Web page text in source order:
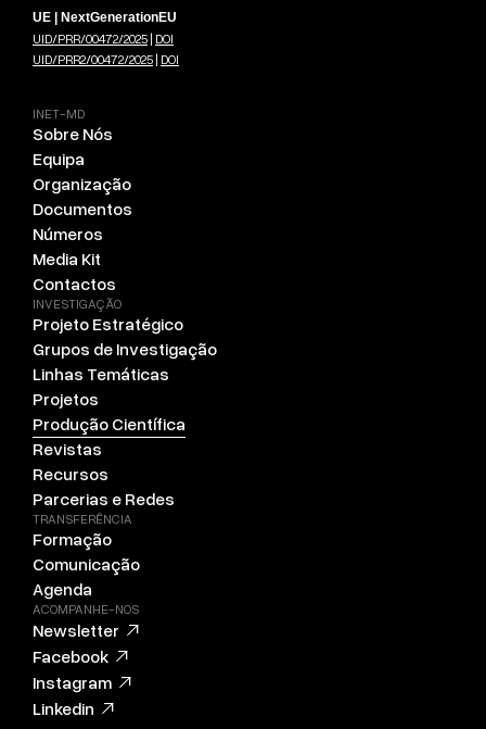
UE | NextGenerationEU
UID/PRR/00472/2025 | DOI
UID/PRR2/00472/2025 | DOI
INET-MD
Sobre Nós
Equipa
Organização
Documentos
Números
Media Kit
Contactos
INVESTIGAÇÃO
Projeto Estratégico
Grupos de Investigação
Linhas Temáticas
Projetos
Produção Científica
Revistas
Recursos
Parcerias e Redes
TRANSFERÊNCIA
Formação
Comunicação
Agenda
ACOMPANHE-NOS
Newsletter
Facebook
Instagram
Linkedin